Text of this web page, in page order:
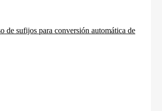
de sufijos para conversión automática de